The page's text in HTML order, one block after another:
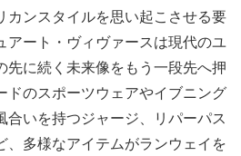
カンスタイルを思い起こさせる要
アート・ヴィヴァースは現代のユ
先に続く未来像をもう一段先へ押
ドのスポーツウェアやイブニング
合いを持つジャージ、リパーパス
、多様なアイテムがランウェイを